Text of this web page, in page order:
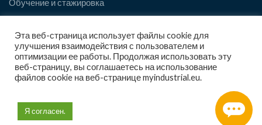
Обучение и стажировка
SOCIAL
Эта веб-страница использует файлы cookie для
улучшения взаимодействия с пользователем и
оптимизации ее работы. Продолжая использовать эту
веб-страницу, вы соглашаетесь на использование
файлов cookie на веб-странице myindustrial.eu.
Я согласен.
👋 Hi! Have any queries?
Feel free to ask your queries here. We
are always ready to assist you anytime.